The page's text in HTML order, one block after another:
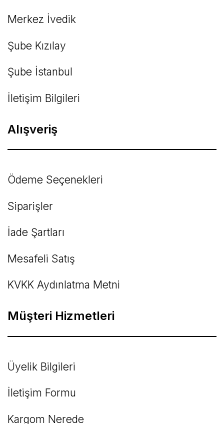
Merkez İvedik
Şube Kızılay
Şube İstanbul
İletişim Bilgileri
Alışveriş
Ödeme Seçenekleri
Siparişler
İade Şartları
Mesafeli Satış
KVKK Aydınlatma Metni
Müşteri Hizmetleri
Üyelik Bilgileri
İletişim Formu
Kargom Nerede